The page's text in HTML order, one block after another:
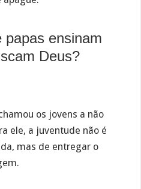
papas ensinam
Deus?
os jovens a não
ele, a juventude não é
mas de entregar o